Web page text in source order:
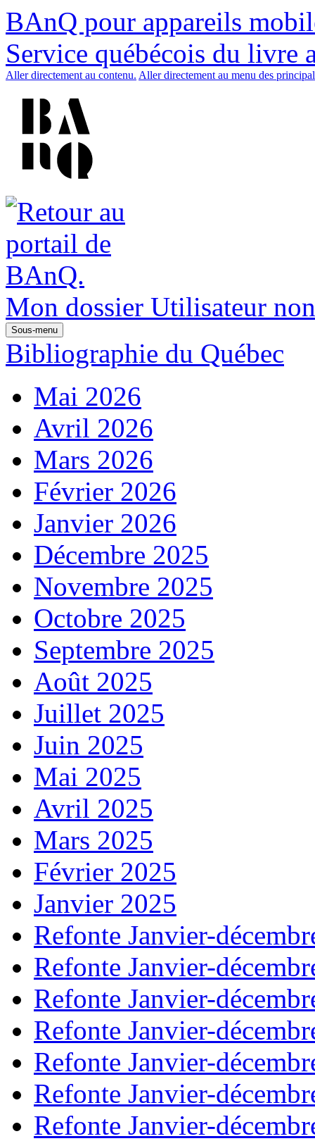
BAnQ pour appareils
Service québécois du livre
Aller directement au contenu. Aller directement au menu des
Mon dossier Utilisateur
Sous-menu
Bibliographie du Québec
Mai 2026
Avril 2026
Mars 2026
Février 2026
Janvier 2026
Décembre 2025
Novembre 2025
Octobre 2025
Septembre 2025
Août 2025
Juillet 2025
Juin 2025
Mai 2025
Avril 2025
Mars 2025
Février 2025
Janvier 2025
Refonte Janvier-
Refonte Janvier-
Refonte Janvier-
Refonte Janvier-
Refonte Janvier-
Refonte Janvier-
Refonte Janvier-